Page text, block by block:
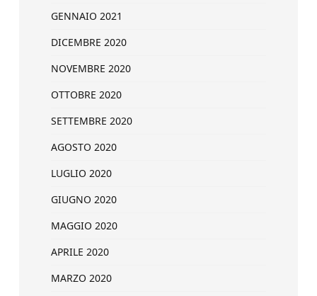
GENNAIO 2021
DICEMBRE 2020
NOVEMBRE 2020
OTTOBRE 2020
SETTEMBRE 2020
AGOSTO 2020
LUGLIO 2020
GIUGNO 2020
MAGGIO 2020
APRILE 2020
MARZO 2020